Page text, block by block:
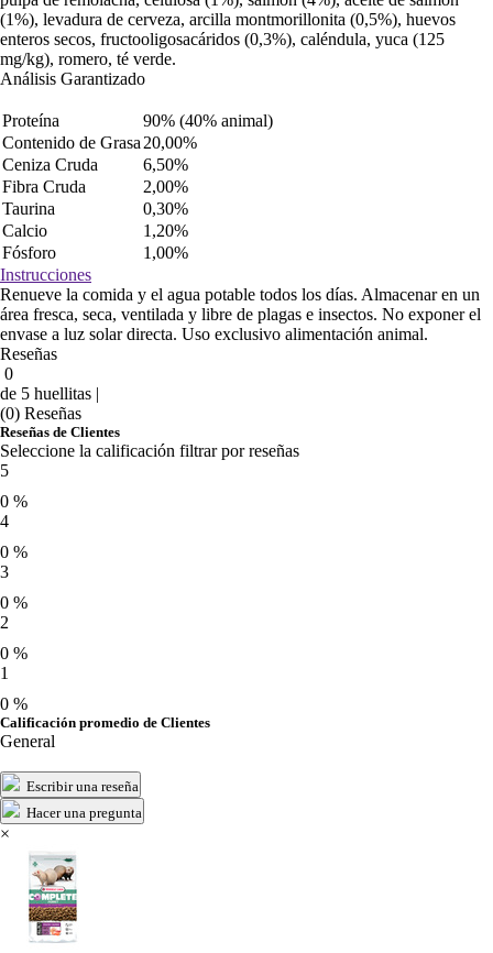
(1%), levadura de cerveza, arcilla montmorillonita (0,5%), huevos
enteros secos, fructooligosacáridos (0,3%), caléndula, yuca (125
mg/kg), romero, té verde.
Análisis Garantizado
Proteína
90% (40% animal)
Contenido de Grasa 20,00%
Ceniza Cruda
6,50%
Fibra Cruda
2,00%
Taurina
0,30%
Calcio
1,20%
Fósforo
1,00%
Instrucciones
Renueve la comida y el agua potable todos los días. Almacenar en un
área fresca, seca, ventilada y libre de plagas e insectos. No exponer el
envase a luz solar directa. Uso exclusivo alimentación animal.
Reseñas
0
de 5 huellitas |
(0) Reseñas
Reseñas de Clientes
Seleccione la calificación filtrar por reseñas
5
0 %
4
0 %
3
0 %
2
0 %
1
0 %
Calificación promedio de Clientes
General
Escribir una reseña
Hacer una pregunta
×